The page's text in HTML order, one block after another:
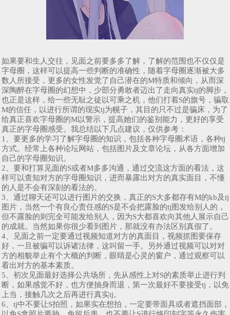
如果要和生人交往，见面之前要多多了解，了解的范围也不仅仅是
字母圈，这样可以提高一些判断的准确性，随着字母圈逐渐被大多
数人所接受，更多的女性发觉了自己潜在的M特质和倾向，从而深
深陶醉在字母圈的幻想中，少部分勇敢者迈出了走向真实tj的脚步，
也正是这样，给一些无耻之徒以可乘之机，他们打着S的旗号，骗取
M的信任，以进行所谓的现实tj为幌子，其目的只不过是骗床，为了
给真正喜欢字母圈的M以警示，提高她们的鉴别能力，更好的享受
真正的字母圈感受。我总结以下几点建议，仅供参考：
1、要更多的学习了解字母圈的知识，包括各种字母圈术语，各种tj
方式。经常上各种论坛网站，包括图片及文章论坛，从各方面增加
自己的字母圈知识。
2、要和打算见面的S或者M多多沟通，通过交流这方面的看法，这
样可以查知对方的字母圈知识，进而暴露出对方的真实面目，不懂
的人是不会有深刻的看法的。
3、通过聊天还可以进行图片的交换，真正的S大多都存有M的kb及tj
图片，当然一个有良心责任感的S是不会把露脸的tj图发给别人的，
但不露脸的则完全可能发给别人，因为S大都喜欢向其他人展示自己
的成就。当然如果你很少看到图片，那就没有办法区别真假了。
4、见面之前一定要通过视频知道对方的真面目，视频抓图要保存
好，一旦被骗可以诉诸法律，这叫留一手。另外通过视频可以对对
方的相貌举止有个大概的判断，眼睛是心灵的窗户，通过观察可以
看出对方的基本素质。
5、初次见面最好选择公共场所，先从感性上对S的素质举止进行判
断，如果感觉不好，也方便抽身而退，第一次最好不要接受tj，以免
上当，接触几次之后再进行真实tj。
6、tj中不要让S拍照，如果实在想拍，一定要带面具或者遮挡面部，